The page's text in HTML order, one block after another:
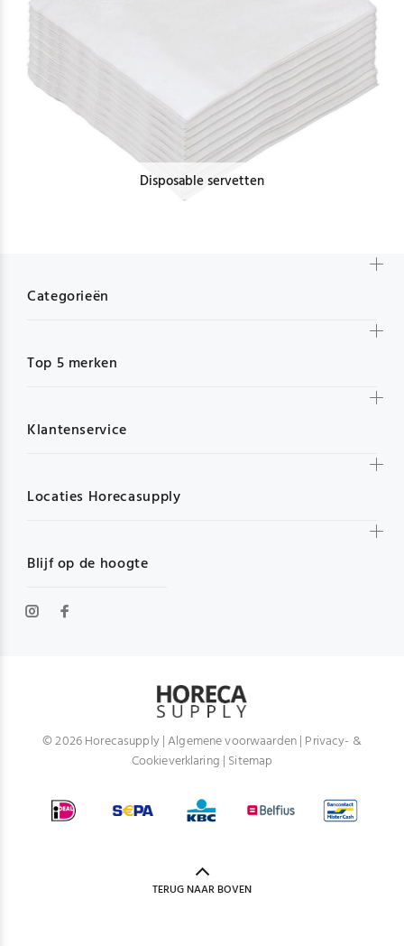
Disposable servetten
Blijf op de hoogte
Categorieën
Top 5 merken
Klantenservice
Locaties Horecasupply
© 2026 Horecasupply |Algemene voorwaarden| Privacy- &
Cookieverklaring | Sitemap
TERUG NAAR BOVEN